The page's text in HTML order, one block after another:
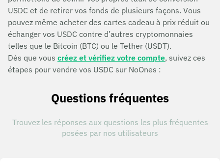
USDC et de retirer vos fonds de plusieurs façons. Vous
pouvez même acheter des cartes cadeau à prix réduit ou
échanger vos USDC contre d’autres cryptomonnaies
telles que le Bitcoin (BTC) ou le Tether (USDT).
Dès que vous créez et vérifiez votre compte, suivez ces
étapes pour vendre vos USDC sur NoOnes :
Questions fréquentes
Trouvez les réponses aux questions les plus fréquentes
posées par nos utilisateurs